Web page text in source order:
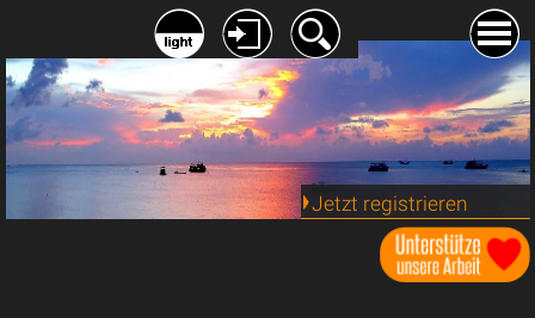
Jetzt registrieren